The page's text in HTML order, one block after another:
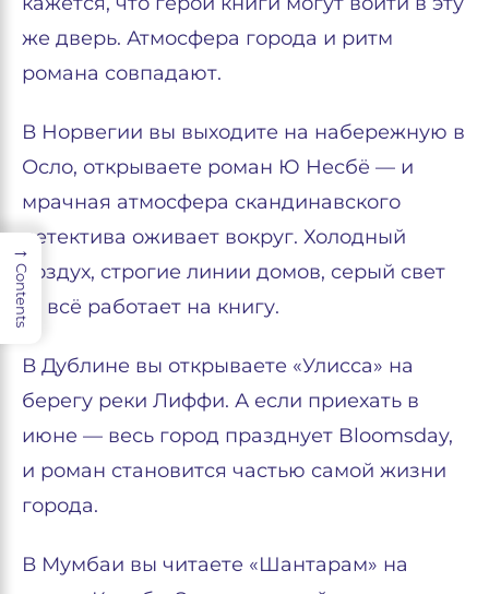
же дверь. Атмосфера города и ритм
романа совпадают.
В Норвегии вы выходите на набережную в
Осло, открываете роман Ю Несбё — и
мрачная атмосфера скандинавского
детектива оживает вокруг. Холодный
воздух, строгие линии домов, серый свет
— всё работает на книгу.
В Дублине вы открываете «Улисса» на
берегу реки Лиффи. А если приехать в
июне — весь город празднует Bloomsday,
и роман становится частью самой жизни
города.
В Мумбаи вы читаете «Шантарам» на
→
Contents